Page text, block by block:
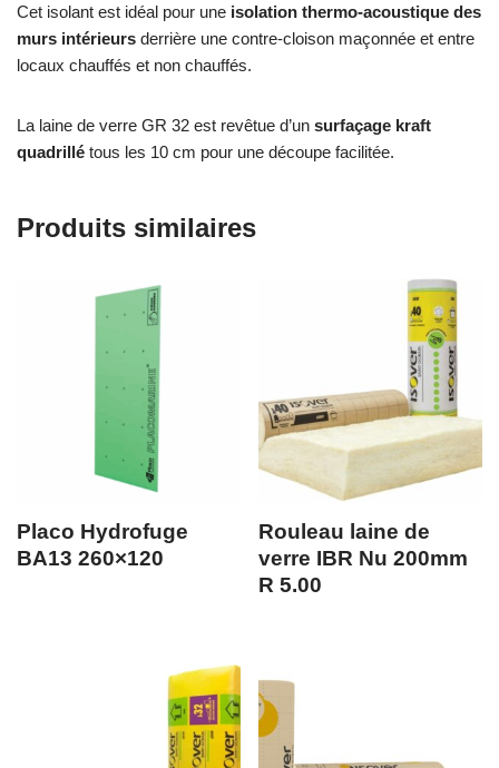
Cet isolant est idéal pour une isolation thermo-acoustique des
murs intérieurs derrière une contre-cloison maçonnée et entre
locaux chauffés et non chauffés.
La laine de verre GR 32 est revêtue d’un surfaçage kraft
quadrillé tous les 10 cm pour une découpe facilitée.
Produits similaires
Placo Hydrofuge
BA13 260×120
Rouleau laine de
verre IBR Nu 200mm
R 5.00